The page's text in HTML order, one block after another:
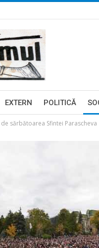
EXTERN POLITICĂ
sărbătoarea Sfintei Parascheva